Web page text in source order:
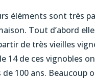
éléments sont très
Tout d’abord
de très vieilles
14 de ces vignobles
de 100 ans. Beaucoup